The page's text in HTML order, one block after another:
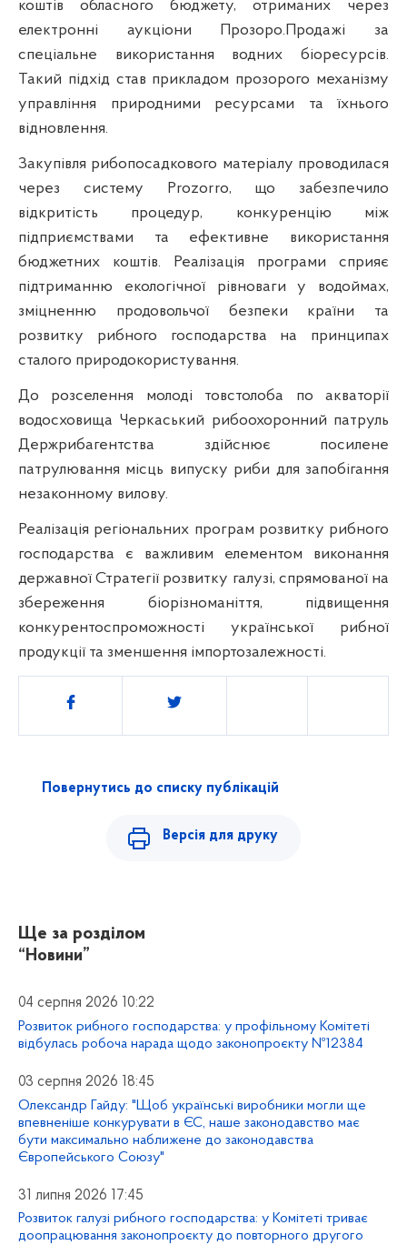
коштів обласного бюджету, отриманих через
електронні аукціони Прозоро.Продажі за
спеціальне використання водних біоресурсів.
Такий підхід став прикладом прозорого механізму
управління природними ресурсами та їхнього
відновлення.
Закупівля рибопосадкового матеріалу проводилася
через систему Prozorro, що забезпечило
відкритість процедур, конкуренцію між
підприємствами та ефективне використання
бюджетних коштів. Реалізація програми сприяє
підтриманню екологічної рівноваги у водоймах,
зміцненню продовольчої безпеки країни та
розвитку рибного господарства на принципах
сталого природокористування.
До розселення молоді товстолоба по акваторії
водосховища Черкаський рибоохоронний патруль
Держрибагентства здійснює посилене
патрулювання місць випуску риби для запобігання
незаконному вилову.
Реалізація регіональних програм розвитку рибного
господарства є важливим елементом виконання
державної Стратегії розвитку галузі, спрямованої на
збереження біорізноманіття, підвищення
конкурентоспроможності української рибної
продукції та зменшення імпортозалежності.
Поділитись
Повернутись до списку публікацій
Версія для друку
Ще за розділом
“Новини”
04 серпня 2026 10:22
Розвиток рибного господарства: у профільному Комітеті
відбулась робоча нарада щодо законопроєкту №12384
03 серпня 2026 18:45
Олександр Гайду: "Щоб українські виробники могли ще
впевненіше конкурувати в ЄС, наше законодавство має
бути максимально наближене до законодавства
Європейського Союзу"
31 липня 2026 17:45
Розвиток галузі рибного господарства: у Комітеті триває
доопрацювання законопроєкту до повторного другого